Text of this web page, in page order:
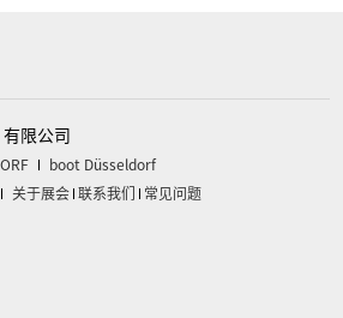
限公司
boot Düsseldorf
关于展会 联系我们
常见问题